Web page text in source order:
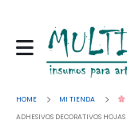
HOME MI TIENDA
ADHESIVOS DECORATIVOS